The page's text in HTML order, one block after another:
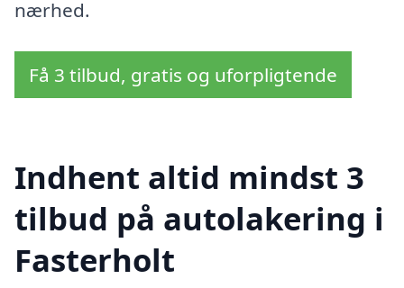
nærhed.
Få 3 tilbud, gratis og uforpligtende
Indhent altid mindst 3
tilbud på autolakering i
Fasterholt